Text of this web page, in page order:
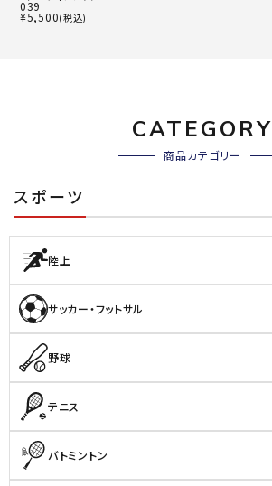
039
¥5,500(税込)
CATEGORY
商品カテゴリー
スポーツ
陸上
サッカー・フットサル
野球
テニス
バトミントン